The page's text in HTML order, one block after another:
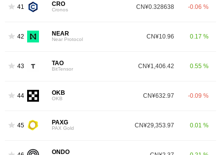
41 CRO
Cronos CN¥0.328638 -0.06 %
42 NEAR
Near Protocol CN¥10.96 0.17 %
43 TAO
BitTensor CN¥1,406.42 0.55 %
44 OKB
OKB CN¥632.97 -0.09 %
45 PAXG
PAX Gold CN¥29,353.97 0.01 %
ONDO